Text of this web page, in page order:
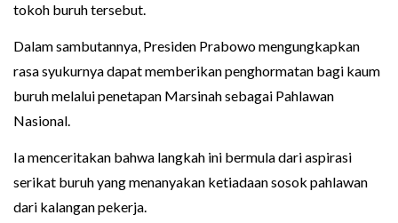
tokoh buruh tersebut.
Dalam sambutannya, Presiden Prabowo mengungkapkan
rasa syukurnya dapat memberikan penghormatan bagi kaum
buruh melalui penetapan Marsinah sebagai Pahlawan
Nasional.
Ia menceritakan bahwa langkah ini bermula dari aspirasi
serikat buruh yang menanyakan ketiadaan sosok pahlawan
dari kalangan pekerja.